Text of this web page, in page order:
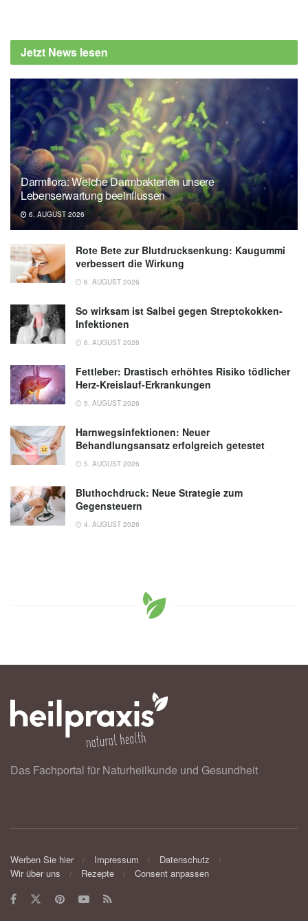
Lebensmittelsicherheit (BVL): Produktrückruf
Rinder Salami, 70 Gramm (veröffentlich
Jetzt News lesen
Darmflora: Welche Darmbakterien unsere
Lebenserwartung beeinflussen
6. AUGUST 2026
Rote Bete zur Blutdrucksenkung: Kaugummi
verbessert die Wirkung
6. AUGUST 2026
So wirksam ist Salbei gegen Streptokokken-
Infektionen
6. AUGUST 2026
Fettleber: Drastisch erhöhtes Risiko tödlicher
Herz-Kreislauf-Erkrankungen
5. AUGUST 2026
Harnwegsinfektionen: Neuer
Behandlungsansatz erfolgreich getestet
5. AUGUST 2026
Bluthochdruck: Neue Strategie zum
Gegensteuern
4. AUGUST 2026
Das Fachportal für Naturheilkunde und Gesundheit
Werben Sie hier Impressum
Datenschutz
Wir über uns
Rezepte Consent anpassen